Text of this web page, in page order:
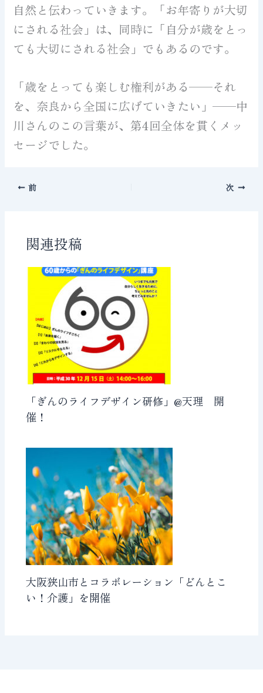
自然と伝わっていきます。「お年寄りが大切
にされる社会」は、同時に「自分が歳をとっ
ても大切にされる社会」でもあるのです。
「歳をとっても楽しむ権利がある——それ
を、奈良から全国に広げていきたい」——中
川さんのこの言葉が、第4回全体を貫くメッ
セージでした。
前 次
関連投稿
「ぎんのライフデザイン研修」@天理 開
催！
大阪狭山市とコラボレーション「どんとこ
い！介護」を開催